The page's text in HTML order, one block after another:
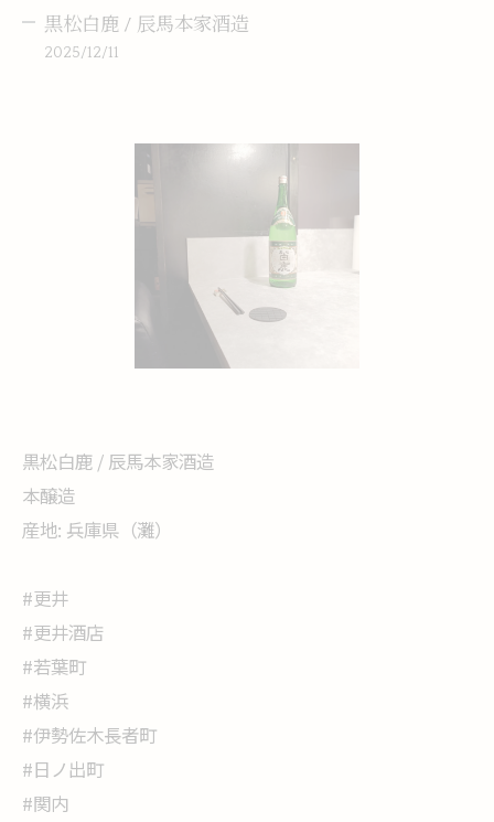
黒松白鹿 / 辰馬本家酒造
2025/12/11
黒松白鹿 / 辰馬本家酒造
本醸造
産地: 兵庫県（灘）
#更井
#更井酒店
#若葉町
#横浜
#伊勢佐木長者町
#日ノ出町
#関内